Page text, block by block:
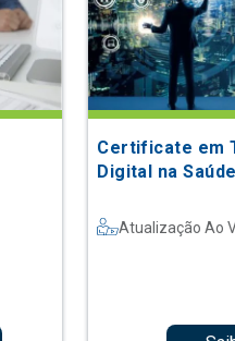
Certificate em
Digital na Saúde
Atualização Ao